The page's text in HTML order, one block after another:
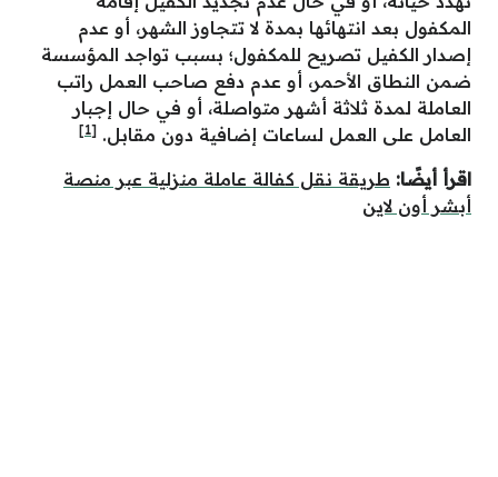
المكفول بعد انتهائها بمدة لا تتجاوز الشهر، أو عدم
إصدار الكفيل تصريح للمكفول؛ بسبب تواجد المؤسسة
ضمن النطاق الأحمر، أو عدم دفع صاحب العمل راتب
العاملة لمدة ثلاثة أشهر متواصلة، أو في حال إجبار
العامل على العمل لساعات إضافية دون مقابل. [1]
اقرأ أيضًا: طريقة نقل كفالة عاملة منزلية عبر منصة
أبشر أون لاين